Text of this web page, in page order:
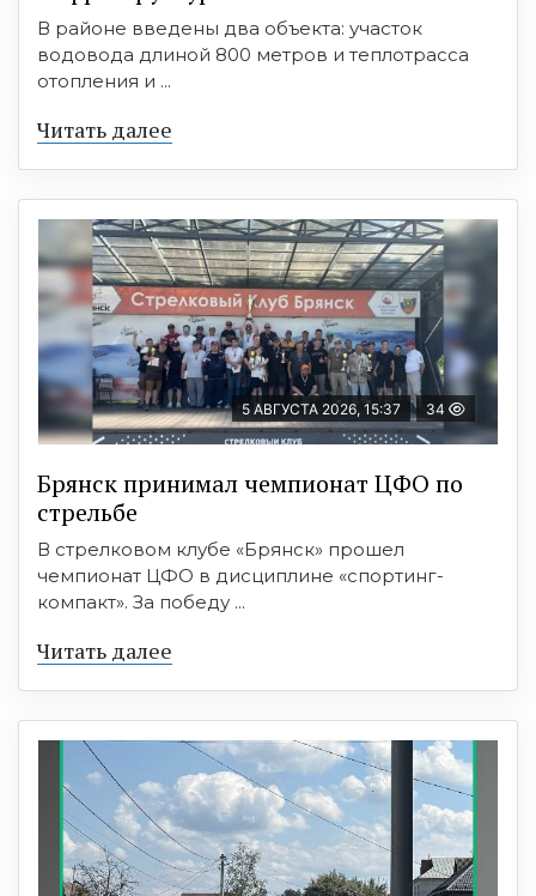
В районе введены два объекта: участок
водовода длиной 800 метров и теплотрасса
отопления и ...
Читать далее
5 АВГУСТА 2026, 15:37 34
Брянск принимал чемпионат ЦФО по
стрельбе
В стрелковом клубе «Брянск» прошел
чемпионат ЦФО в дисциплине «спортинг-
компакт». За победу ...
Читать далее